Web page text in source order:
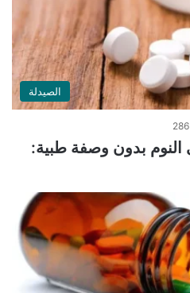
الصيدلة
286
بدون وصفة طبية: